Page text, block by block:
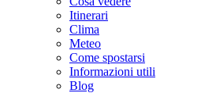
Itinerari
Clima
Meteo
Come spostarsi
Informazioni utili
Blog